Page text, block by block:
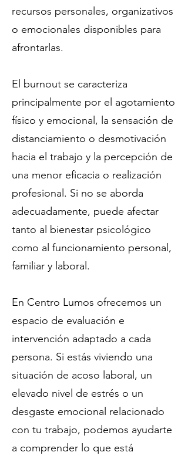
recursos personales, organizativos
o emocionales disponibles para
afrontarlas.
El burnout se caracteriza
principalmente por el agotamiento
físico y emocional, la sensación de
distanciamiento o desmotivación
hacia el trabajo y la percepción de
una menor eficacia o realización
profesional. Si no se aborda
adecuadamente, puede afectar
tanto al bienestar psicológico
como al funcionamiento personal,
familiar y laboral.
En Centro Lumos ofrecemos un
espacio de evaluación e
intervención adaptado a cada
persona. Si estás viviendo una
situación de acoso laboral, un
elevado nivel de estrés o un
desgaste emocional relacionado
con tu trabajo, podemos ayudarte
a comprender lo que está